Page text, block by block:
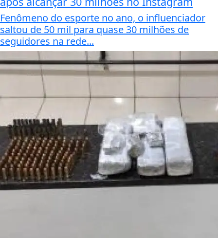
Fenômeno do esporte no ano, o influenciador
saltou de 50 mil para quase 30 milhões de
seguidores na rede...